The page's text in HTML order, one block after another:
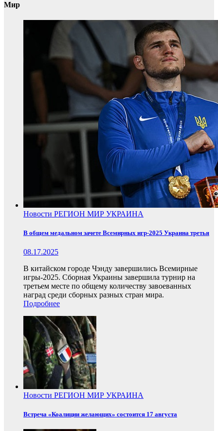
Мир
Новости РЕГИОН МИР УКРАИНА
В общем медальном зачете Всемирных игр-2025 Украина третья
08.17.2025
В китайском городе Чэнду завершились Всемирные
игры-2025. Сборная Украины завершила турнир на
третьем месте по общему количеству завоеванных
наград среди сборных разных стран мира.
Подробнее
Новости РЕГИОН МИР УКРАИНА
Встреча «Коалиции желающих» состоится 17 августа